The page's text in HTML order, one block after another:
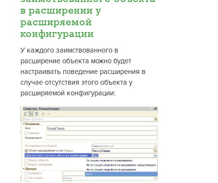
в расширении у
расширяемой
конфигурации
У каждого заимствованного в
расширение объекта можно будет
настраивать поведение расширения в
случае отсутствия этого объекта у
расширяемой конфигурации: